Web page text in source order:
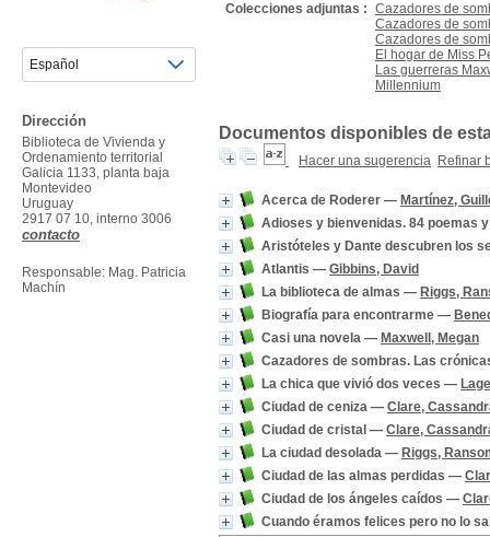
Colecciones adjuntas : Cazadores de
Cazadores de
Cazadores de
El hogar de Miss
Las guerreras
Millennium
Documentos disponibles de
Hacer una sugerencia Refinar
Acerca de Roderer — Martínez,
Adioses y bienvenidas. 84 poemas
Aristóteles y Dante descubren los
Atlantis — Gibbins, David
La biblioteca de almas — Riggs,
Biografía para encontrarme —
Casi una novela — Maxwell, Megan
Cazadores de sombras. Las
La chica que vivió dos veces —
Ciudad de ceniza — Clare,
Ciudad de cristal — Clare,
La ciudad desolada — Riggs,
Ciudad de las almas perdidas —
Ciudad de los ángeles caídos —
Cuando éramos felices pero no lo
Dirección
Biblioteca de Vivienda y
Ordenamiento territorial
Galicia 1133, planta baja
Montevideo
Uruguay
2917 07 10, interno 3006
contacto
Responsable: Mag. Patricia
Machín